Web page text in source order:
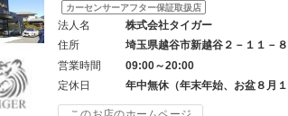
カーセンサーアフター保証取扱店
法人名
株式会社タイガー
住所
埼玉県越谷市新越谷２－１１－８
営業時間
09:00～20:00
定休日
年中無休（年末年始、お盆８月